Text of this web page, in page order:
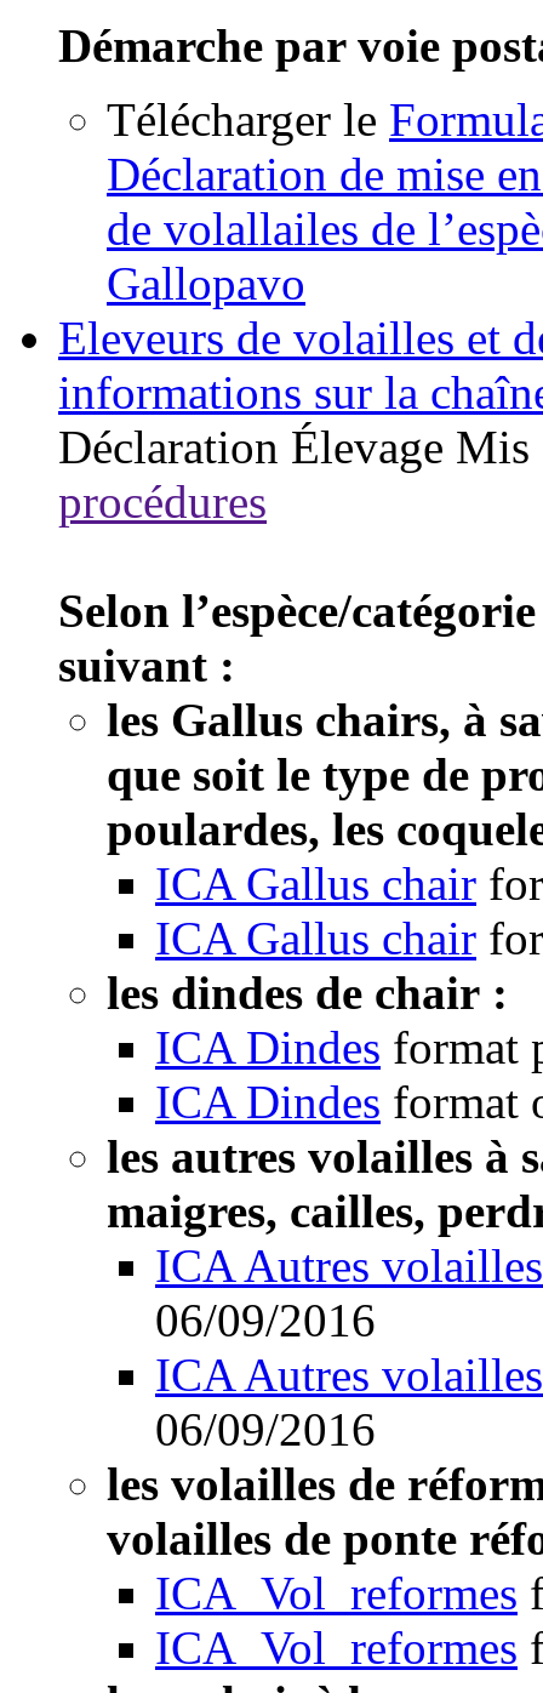
Démarche par voie
Télécharger le
Déclaration de mise
de volallailes de
Gallopavo
Eleveurs de volailles et
informations sur la
Déclaration Élevage Mis
procédures
Selon l’espèce/
suivant :
les Gallus chairs, à
que soit le type de
poulardes, les
ICA Gallus chair
ICA Gallus chair
les dindes de chair :
ICA Dindes format
ICA Dindes format
les autres volailles à
maigres, cailles,
ICA Autres volailles
06/09/2016
ICA Autres volailles
06/09/2016
les volailles de
volailles de ponte
ICA_Vol_reformes
ICA_Vol_reformes